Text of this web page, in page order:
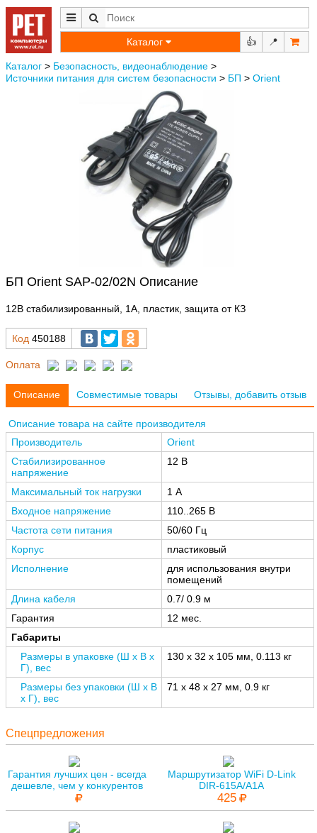
Каталог 👍 📍
Каталог > Безопасность, видеонаблюдение >
Источники питания для систем безопасности > БП > Orient
БП Orient SAP-02/02N Описание
12В стабилизированный, 1А, пластик, защита от КЗ
Код 450188
Оплата
Описание Совместимые товары Отзывы, добавить отзыв
Описание товара на сайте производителя
Производитель
Orient
Стабилизированное
напряжение
12 В
Максимальный ток нагрузки
1 А
Входное напряжение
110..265 В
Частота сети питания
50/60 Гц
Корпус
пластиковый
Исполнение
для использования внутри
помещений
Длина кабеля
0.7/ 0.9 м
Гарантия
12 мес.
Габариты
Размеры в упаковке (Ш x В x
Г), вес
130 x 32 x 105 мм, 0.113 кг
Размеры без упаковки (Ш x В
x Г), вес
71 x 48 x 27 мм, 0.9 кг
Спецпредложения
Гарантия лучших цен - всегда
дешевле, чем у конкурентов
Маршрутизатор WiFi D-Link
DIR-615A/A1A
425